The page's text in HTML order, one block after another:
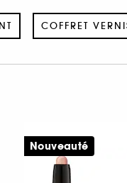
COFFRET
Nouveauté